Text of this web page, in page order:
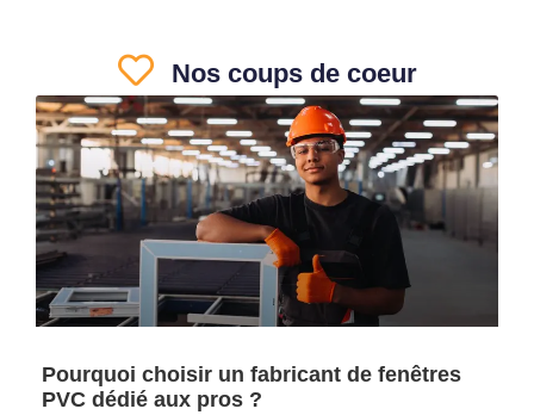
Nos coups de coeur
Pourquoi choisir un fabricant de fenêtres
PVC dédié aux pros ?